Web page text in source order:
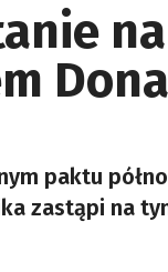
na
paktu
zastąpi na